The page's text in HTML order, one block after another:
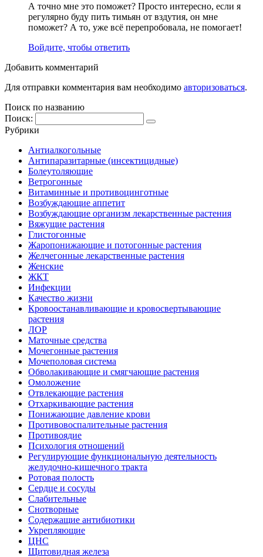
А точно мне это поможет? Просто интересно, если я
регулярно буду пить тимьян от вздутия, он мне
поможет? А то, уже всё перепробовала, не помогает!
Войдите, чтобы ответить
Добавить комментарий
Для отправки комментария вам необходимо авторизоваться.
Поиск по названию
Поиск:
Рубрики
Антиалкогольные
Антипаразитарные (инсектицидные)
Болеутоляющие
Ветрогонные
Витаминные и противоцинготные
Возбуждающие аппетит
Возбуждающие организм лекарственные растения
Вяжущие растения
Глистогонные
Жаропонижающие и потогонные растения
Желчегонные лекарственные растения
Женские
ЖКТ
Инфекции
Качество жизни
Кровоостанавливающие и кровосвертывающие
растения
ЛОР
Маточные средства
Мочегонные растения
Мочеполовая система
Обволакивающие и смягчающие растения
Омоложение
Отвлекающие растения
Отхаркивающие растения
Понижающие давление крови
Противовоспалительные растения
Противоядие
Психология отношений
Регулирующие функциональную деятельность
желудочно-кишечного тракта
Ротовая полость
Сердце и сосуды
Слабительные
Снотворные
Содержащие антибиотики
Укрепляющие
ЦНС
Щитовидная железа